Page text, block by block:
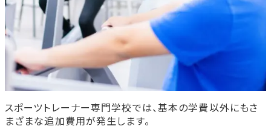
スポーツトレーナー専門学校では、基本の学費以外にもさ
まざまな追加費用が発生します。